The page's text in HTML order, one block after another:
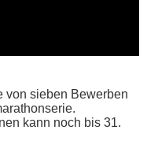
von sieben Bewerben
kann noch bis 31.